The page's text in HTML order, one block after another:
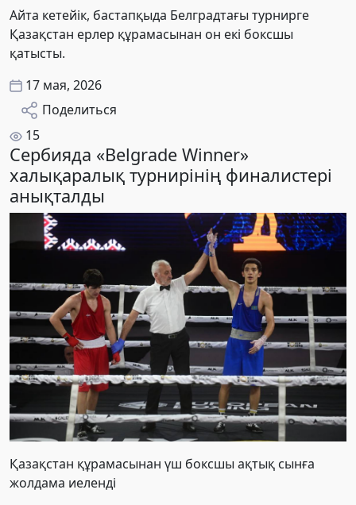
Айта кетейік, бастапқыда Белградтағы турнирге
Қазақстан ерлер құрамасынан он екі боксшы
қатысты.
17 мая, 2026
Поделиться
15
Сербияда «Belgrade Winner»
халықаралық турнирінің финалистері
анықталды
Қазақстан құрамасынан үш боксшы ақтық сынға
жолдама иеленді